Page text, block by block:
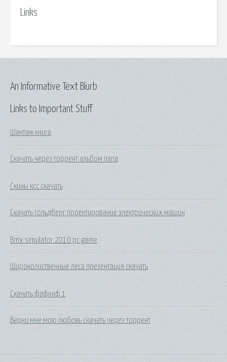
Links
Links to Important Stuff
Шантаж книга
Скачать через торрент альбом nana
Скины ксс скачать
Скачать гольдберг проектирование электрических машин
Bmx simulator 2010 pc game
Широколиственные леса презентация скачать
Скачать фафнаф 1
Верни мне мою любовь скачать через торрент
An Informative Text Blurb